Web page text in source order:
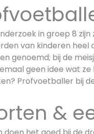
in groep 8
van kinderen heel
genoemd; bij de
geen idee wat
Profvoetballer bij
&